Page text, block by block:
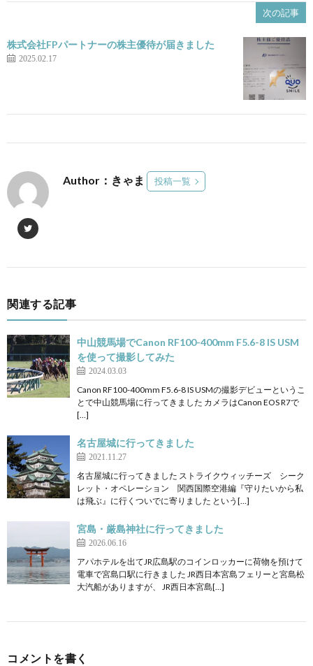
次の記事
株式会社FPパートナーの株主優待が届きました
2025.02.17
Author：きゃま 投稿一覧
関連する記事
中山競馬場でCanon RF100-400mm F5.6-8 IS USM
を使って撮影してみた
2024.03.03
Canon RF100-400mm F5.6-8 IS USMの撮影デビューというこ
とで中山競馬場に行ってきました カメラはCanon EOS R7で
[…]
名古屋城に行ってきました
2021.11.27
名古屋城に行ってきました ストライクウィッチーズ シーク
レット・オペレーション 関西国際空港編『守りたいから私
は飛ぶ』に行くついでに寄りました という[…]
宮島・厳島神社に行ってきました
2026.06.16
アパホテルを出てJR広島駅のコインロッカーに荷物を預けて
電車で宮島口駅に行きました JR西日本宮島フェリーと宮島松
大汽船がありますが、 JR西日本宮島[…]
コメントを書く